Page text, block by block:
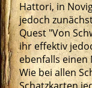
Hattori, in
jedoch
Quest "Von
ihr effektiv
ebenfalls
Wie bei allen
Schatzkarten